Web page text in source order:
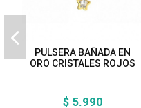
PULSERA BAÑADA EN
ORO CRISTALES ROJOS
$ 5.990